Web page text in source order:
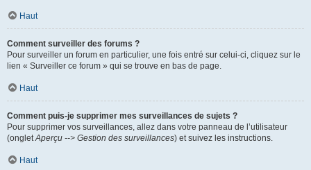
Haut
Comment surveiller des forums ?
Pour surveiller un forum en particulier, une fois entré sur celui-ci, cliquez sur le
lien « Surveiller ce forum » qui se trouve en bas de page.
Haut
Comment puis-je supprimer mes surveillances de sujets ?
Pour supprimer vos surveillances, allez dans votre panneau de l’utilisateur
(ongletAperçu --> Gestion des surveillances) et suivez les instructions.
Haut